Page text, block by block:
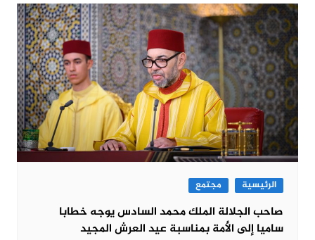
الرئيسية مجتمع
صاحب الجلالة الملك محمد السادس يوجه خطابا
ساميا إلى الأمة بمناسبة عيد العرش المجيد